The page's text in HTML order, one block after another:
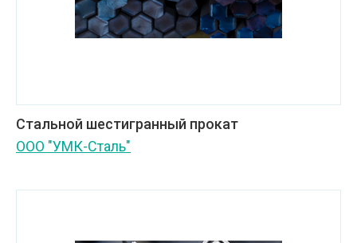
Стальной шестигранный прокат
ООО "УМК-Сталь"